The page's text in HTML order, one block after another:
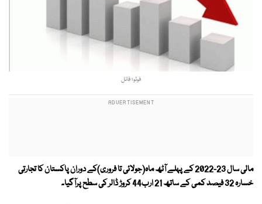
فوٹو؛ فائل
مالی سال 23-2022 کے پہلے آٹھ ماہ(جولائی تا فروری)کے دوران پاکستان کا تجارتی
خسارہ 32 فیصد کمی کے ساتھ 21 ارب44 کروڑ ڈالر کی سطح پرآگیا۔